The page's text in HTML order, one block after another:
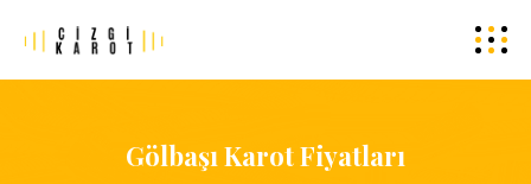
Gölbaşı Karot Fiyatları